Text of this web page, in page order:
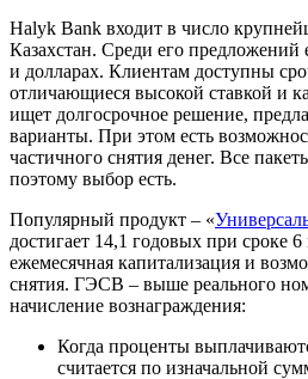
Halyk Bank входит в число
Казахстан. Среди его предложений
и долларах. Клиентам доступны
отличающиеся высокой ставкой и
ищет долгосрочное решение,
варианты. При этом есть
частичного снятия денег. Все
поэтому выбор есть.
Популярный продукт – «
достигает 14,1 годовых при сроке
ежемесячная капитализация и
снятия. ГЭСВ – выше реального
начисление вознаграждения:
Когда проценты
считается по изначальной